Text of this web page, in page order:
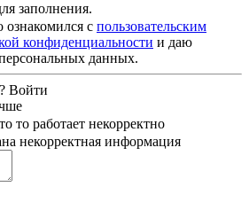
заполнения.
с пользовательским
конфиденциальности и даю
данных.
Войти
то работает некорректно
некорректная информация